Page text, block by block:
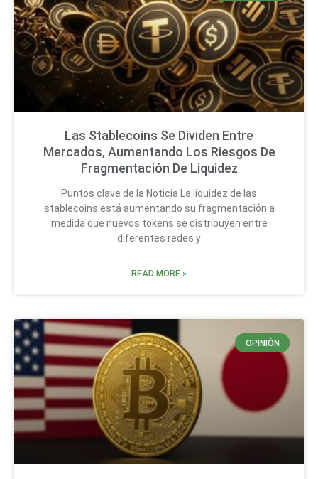
Las Stablecoins Se Dividen Entre
Mercados, Aumentando Los Riesgos De
Fragmentación De Liquidez
Puntos clave de la Noticia La liquidez de las
stablecoins está aumentando su fragmentación a
medida que nuevos tokens se distribuyen entre
diferentes redes y
READ MORE »
OPINIÓN